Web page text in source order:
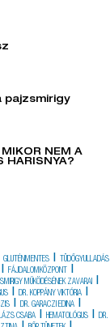
pajzsmirigy
NEM A
HARISNYA?
GLUTÉNMENTES | TÜDŐGYULLADÁS
| FÁJDALOMKÖZPONT |
MŰKÖDÉSÉNEK ZAVARAI |
| DR. KOPPÁNY VIKTÓRIA |
| DR. GARACZI EDINA |
CSABA | HEMATOLÓGUS | DR.